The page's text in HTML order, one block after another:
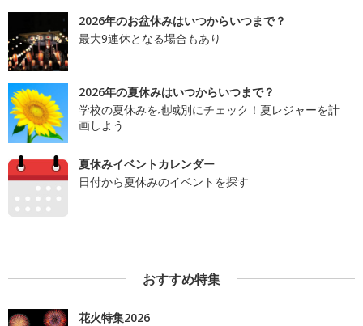
2026年のお盆休みはいつからいつまで？
最大9連休となる場合もあり
2026年の夏休みはいつからいつまで？
学校の夏休みを地域別にチェック！夏レジャーを計
画しよう
夏休みイベントカレンダー
日付から夏休みのイベントを探す
おすすめ特集
花火特集2026